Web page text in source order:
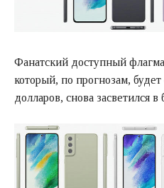
Фанатский доступный
который, по прогнозам, будет
долларов, снова засветился в